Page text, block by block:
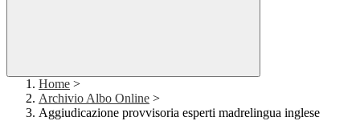
Home >
Archivio Albo Online >
Aggiudicazione provvisoria esperti madrelingua inglese